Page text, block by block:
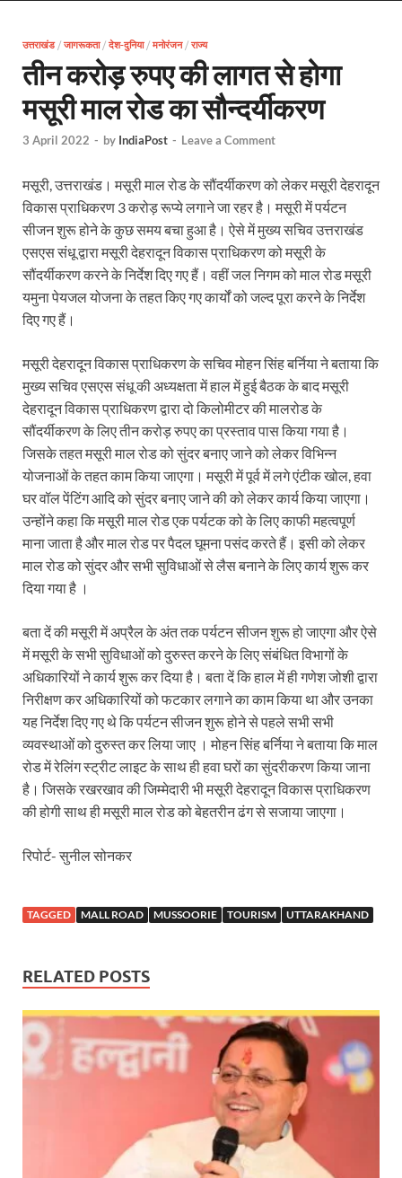
Pateshwari Drvi: मुख्यमंत्री योगी आदित्यनाथ ने किए मां
Uttarakhand Female Boxer: मुख्यमंत्री धामी से मिलीं
UP Kanwar Yatra: कांवड़ यात्रा से पहले सभी धार्मिक
Shri Ram Mandir: श्रीराम मंदिर चढ़ावा चोरी के
CM Yogi Barabanki Visit: मुख्यमंत्री योगी आदित्यनाथ
The Kshitij Show: द क्षितिज शो में पहुंचे जुयाल और
Lok Sanvardhan Parva: देहरादून में मुख्यमंत्री पुष्कर सिंह
Shri Kashi Vishwanath Mandir: उत्तरकाशी में CM
Dr.Teejan Bai: विश्वविख्यात पंडवानी गायिका, पद्म
Khatipura Mega Coach Care Terminal: खातीपुरा में
Sundarpura Railway Station: खाटू श्याम जी के भक्तो
Jan-Jan Ki Sarkar Abhiyan: 4 जुलाई से फिर शुरु
आ गई यूपी बीजेपी संगठन की लिस्ट, देखिए कौन-कौन है इस
राजमिस्त्री, किसान और शिक्षक परिवारों के बेटे यूपीएससी
9New Sectoral Policy: 9 नई सेक्टोरल पॉलिसी, एक
संयुक्त निदेशक के एस चौहान ने मुख्यमंत्री को भेंट की अपनी
New haryana Industrial Policy: मुख्यमंत्री नायब सिंह
Baster’s New Picture: बस्तर की नई तस्वीर: मैदान में
पीएम मोदी के संबोधन की बड़ी बातें
Katra Banihal Special Train: कटरा – बनिहाल के
Ancient Manuscripts: वैश्विक मंच तक पहुंचेगा भारतीय
Big Blueprint for Bastar: बस्तर के लिए बड़ा ब्लूप्रिंट:
Bhartendu Natya Akadami: मुख्यमंत्री ने देखी ‘आनंद
Women E Rickshaw Pilots: यूपी में तैयार हो रही
Mann Ki Baat: प्रधानमंत्री नरेंद्र मोदी ने देशवासियों
Jewar International Airport: यूपी में विकास अब
उत्तराखंड/ जागरूकता/ देश-दुनिया/ मनोरंजन/ राज्य
तीन करोड़ रुपए की लागत से होगा
मसूरी माल रोड का सौन्दर्यीकरण
3 April 2022 - by IndiaPost - Leave a Comment
मसूरी, उत्तराखंड। मसूरी माल रोड के सौंदर्यीकरण को लेकर मसूरी देहरादून
विकास प्राधिकरण 3 करोड़ रूप्ये लगाने जा रहर है। मसूरी में पर्यटन
सीजन शुरू होने के कुछ समय बचा हुआ है। ऐसे में मुख्य सचिव उत्तराखंड
एसएस संधू द्वारा मसूरी देहरादून विकास प्राधिकरण को मसूरी के
सौंदर्यीकरण करने के निर्देश दिए गए हैं। वहीं जल निगम को माल रोड मसूरी
यमुना पेयजल योजना के तहत किए गए कार्यों को जल्द पूरा करने के निर्देश
दिए गए हैं।
मसूरी देहरादून विकास प्राधिकरण के सचिव मोहन सिंह बर्निया ने बताया कि
मुख्य सचिव एसएस संधू की अध्यक्षता में हाल में हुई बैठक के बाद मसूरी
देहरादून विकास प्राधिकरण द्वारा दो किलोमीटर की मालरोड के
सौंदर्यीकरण के लिए तीन करोड़ रुपए का प्रस्ताव पास किया गया है।
जिसके तहत मसूरी माल रोड को सुंदर बनाए जाने को लेकर विभिन्न
योजनाओं के तहत काम किया जाएगा। मसूरी में पूर्व में लगे एंटीक खोल, हवा
घर वॉल पेंटिंग आदि को सुंदर बनाए जाने की को लेकर कार्य किया जाएगा।
उन्होंने कहा कि मसूरी माल रोड एक पर्यटक को के लिए काफी महत्वपूर्ण
माना जाता है और माल रोड पर पैदल घूमना पसंद करते हैं। इसी को लेकर
माल रोड को सुंदर और सभी सुविधाओं से लैस बनाने के लिए कार्य शुरू कर
दिया गया है ।
बता दें की मसूरी में अप्रैल के अंत तक पर्यटन सीजन शुरू हो जाएगा और ऐसे
में मसूरी के सभी सुविधाओं को दुरुस्त करने के लिए संबंधित विभागों के
अधिकारियों ने कार्य शुरू कर दिया है। बता दें कि हाल में ही गणेश जोशी द्वारा
निरीक्षण कर अधिकारियों को फटकार लगाने का काम किया था और उनका
यह निर्देश दिए गए थे कि पर्यटन सीजन शुरू होने से पहले सभी सभी
व्यवस्थाओं को दुरुस्त कर लिया जाए । मोहन सिंह बर्निया ने बताया कि माल
रोड में रेलिंग स्ट्रीट लाइट के साथ ही हवा घरों का सुंदरीकरण किया जाना
है। जिसके रखरखाव की जिम्मेदारी भी मसूरी देहरादून विकास प्राधिकरण
की होगी साथ ही मसूरी माल रोड को बेहतरीन ढंग से सजाया जाएगा।
रिपोर्ट- सुनील सोनकर
TAGGED MALL ROAD MUSSOORIE TOURISM UTTARAKHAND
RELATED POSTS